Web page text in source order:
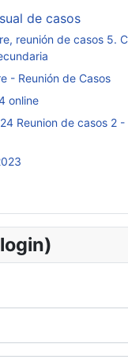
de casos
reunión de casos 5.
- Reunión de Casos
online
Reunion de casos 2 -